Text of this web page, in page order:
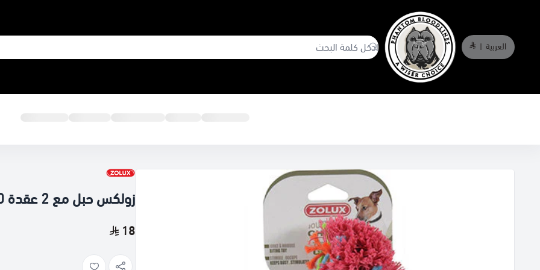
العربية |
phantombloodlines
زولكس حبل مع 2 عقدة 30 سم
18